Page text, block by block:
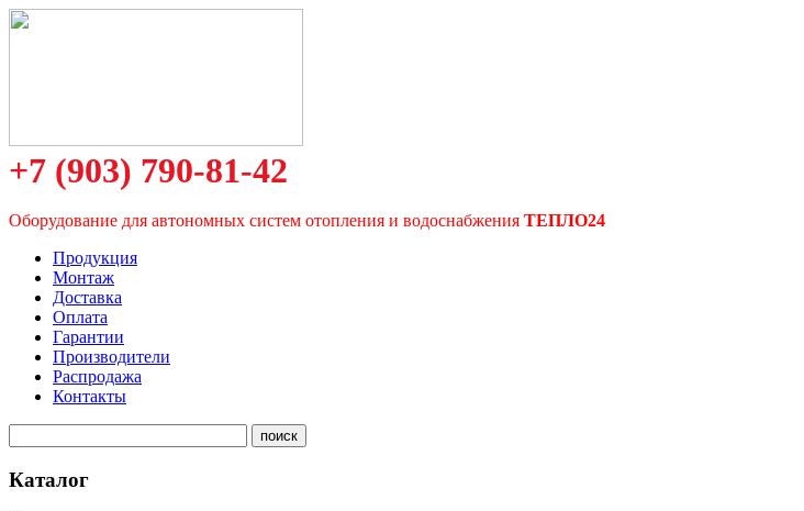
+7 (903) 790-81-42
Оборудование для автономных систем отопления и водоснабжения ТЕПЛО24
Продукция
Монтаж
Доставка
Оплата
Гарантии
Производители
Распродажа
Контакты
Каталог